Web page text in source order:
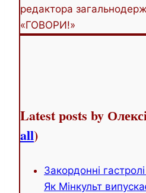
редактора
«ГОВОРИ!»
Latest posts by
all)
Закордонні
Як Мінкульт